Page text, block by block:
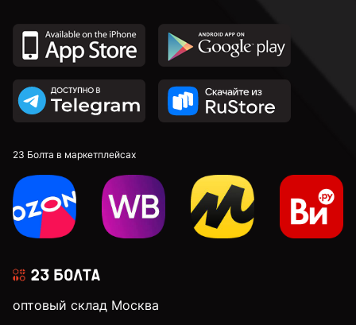
23 Болта в маркетплейсах
оптовый склад Москва